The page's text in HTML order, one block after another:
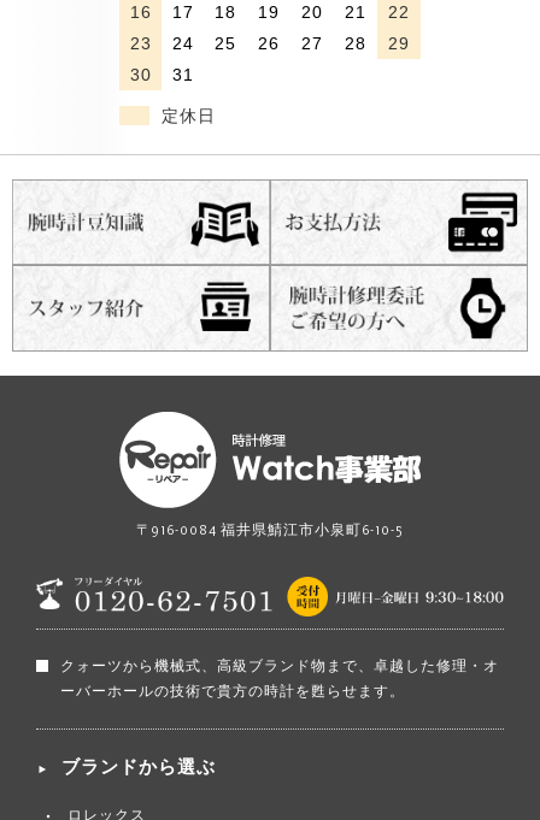
16
17 18 19 20 21
22
23
24 25 26 27 28
29
30
31
定休日
〒916-0084 福井県鯖江市小泉町6-10-5
クォーツから機械式、高級ブランド物まで、卓越した修理・オ
ーバーホールの技術で貴方の時計を甦らせます。
ブランドから選ぶ
ロレックス